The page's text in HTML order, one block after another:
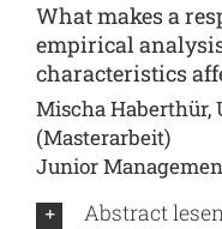
What makes a
empirical
characteristics
Mischa
(Masterarbeit)
Junior
Abstract